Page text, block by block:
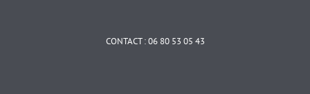
CONTACT : 06 80 53 05 43